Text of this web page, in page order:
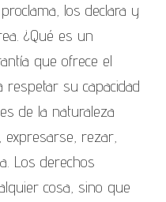
los declara y
¿Qué es un
que ofrece el
respetar su capacidad
de la naturaleza
rezar,
Los derechos
cosa, sino que